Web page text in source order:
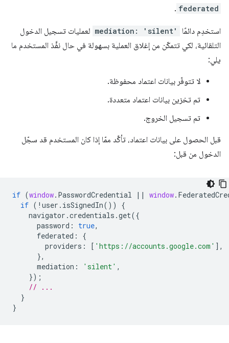
federated
.
استخدِم دائمًا mediation: 'silent' لعمليات تسجيل الدخول
التلقائية، لكي تتمكّن من إغلاق العملية بسهولة في حال نفَّذ المستخدم ما
يلي:
لا تتوفّر بيانات اعتماد محفوظة.
تم تخزين بيانات اعتماد متعددة.
تم تسجيل الخروج.
قبل الحصول على بيانات اعتماد، تأكَّد ممّا إذا كان المستخدم قد سجّل
الدخول من قبل:
if (window. PasswordCredential || window.
if ( ! user . isSignedIn())
{
navigator .credentials .get({
password : true,
federated :
{
providers : [ 'https://accounts.google.com' ],
},
mediation : 'silent' ,
});
// ...
}
}